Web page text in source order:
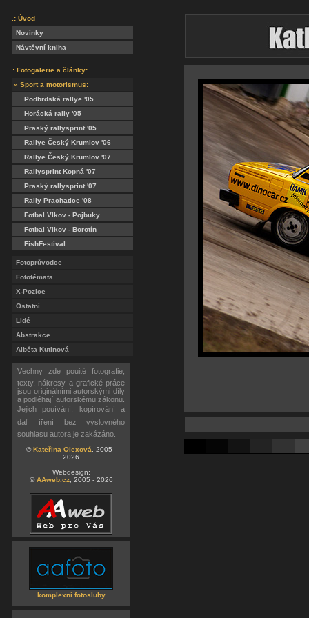
.: Úvod
Novinky
Návtěvní kniha
.: Fotogalerie a články:
» Sport a motorismus:
Podbrdská rallye '05
Horácká rally '05
Praský rallysprint '05
Rallye Český Krumlov '06
Rallye Český Krumlov '07
Rallysprint Kopná '07
Praský rallysprint '07
Rally Prachatice '08
Fotbal Vlkov - Pojbuky
Fotbal Vlkov - Borotín
FishFestival
Fotoprůvodce
Fototémata
X-Pozice
Ostatní
Lidé
Abstrakce
Alběta Kutinová
Vechny zde pouité fotografie,
texty, nákresy a grafické práce
jsou originálními autorskými díly
a podléhají autorskému zákonu.
Jejich pouívání, kopírování a
dalí íření bez výslovného
souhlasu autora je zakázáno.
©Kateřina Olexová , 2005 -
2026
Webdesign:
©AAweb.cz, 2005 - 2026
komplexní fotosluby